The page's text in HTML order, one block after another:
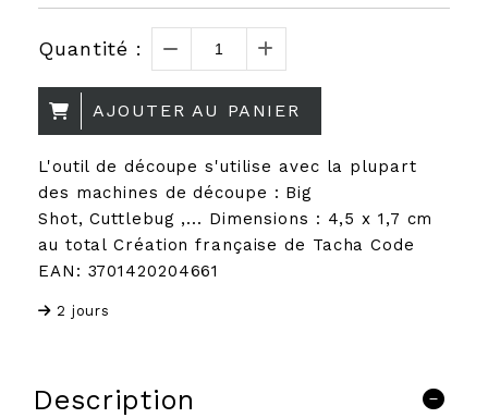
Quantité :
AJOUTER AU PANIER
L'outil de découpe s'utilise avec la plupart
des machines de découpe : Big
Shot, Cuttlebug ,... Dimensions : 4,5 x 1,7 cm
au total Création française de Tacha Code
EAN: 3701420204661
2 jours
Description